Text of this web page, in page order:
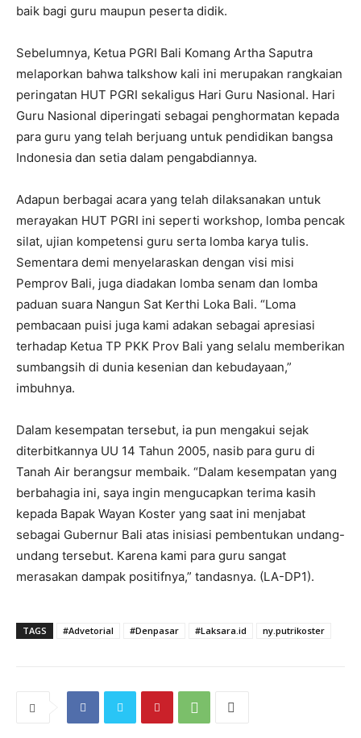
baik bagi guru maupun peserta didik.
Sebelumnya, Ketua PGRI Bali Komang Artha Saputra
melaporkan bahwa talkshow kali ini merupakan rangkaian
peringatan HUT PGRI sekaligus Hari Guru Nasional. Hari
Guru Nasional diperingati sebagai penghormatan kepada
para guru yang telah berjuang untuk pendidikan bangsa
Indonesia dan setia dalam pengabdiannya.
Adapun berbagai acara yang telah dilaksanakan untuk
merayakan HUT PGRI ini seperti workshop, lomba pencak
silat, ujian kompetensi guru serta lomba karya tulis.
Sementara demi menyelaraskan dengan visi misi
Pemprov Bali, juga diadakan lomba senam dan lomba
paduan suara Nangun Sat Kerthi Loka Bali. “Loma
pembacaan puisi juga kami adakan sebagai apresiasi
terhadap Ketua TP PKK Prov Bali yang selalu memberikan
sumbangsih di dunia kesenian dan kebudayaan,”
imbuhnya.
Dalam kesempatan tersebut, ia pun mengakui sejak
diterbitkannya UU 14 Tahun 2005, nasib para guru di
Tanah Air berangsur membaik. “Dalam kesempatan yang
berbahagia ini, saya ingin mengucapkan terima kasih
kepada Bapak Wayan Koster yang saat ini menjabat
sebagai Gubernur Bali atas inisiasi pembentukan undang-
undang tersebut. Karena kami para guru sangat
merasakan dampak positifnya,” tandasnya. (LA-DP1).
TAGS #Advetorial #Denpasar #Laksara.id ny.putrikoster